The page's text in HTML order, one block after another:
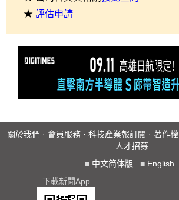
★ 評估申請
關於我們 · 會員服務 · 科技產業報訂閱 · 著作權
人才招募
■ 中文简体版 ■ English
下載新聞App